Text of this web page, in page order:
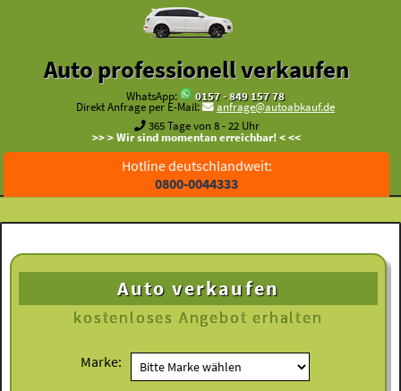
Auto professionell verkaufen
WhatsApp:
0157 - 849 157 78
Direkt Anfrage per E-Mail:
anfrage@autoabkauf.de
365 Tage von 8 - 22 Uhr
>> > Wir sind momentan erreichbar! < <<
Hotline deutschlandweit:
0800-0044333
Auto verkaufen
kostenloses Angebot erhalten
Marke: